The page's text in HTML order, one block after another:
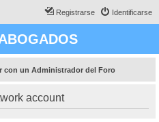
Identificarse
Registrarse
con un Administrador del Foro
account